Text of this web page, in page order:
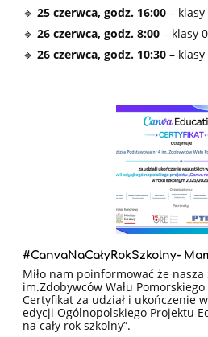
🔹25 czerwca, godz. 16:00 – klasy
🔹26 czerwca, godz. 8:00 – klasy
🔹26 czerwca, godz. 10:30 – klasy
#CanvaNaCałyRokSzkolny-
Miło nam poinformować że nasza
im.Zdobywców Wału Pomorskiego
Certyfikat za udział i ukończenie
edycji Ogólnopolskiego Projektu
na cały rok szkolny”.